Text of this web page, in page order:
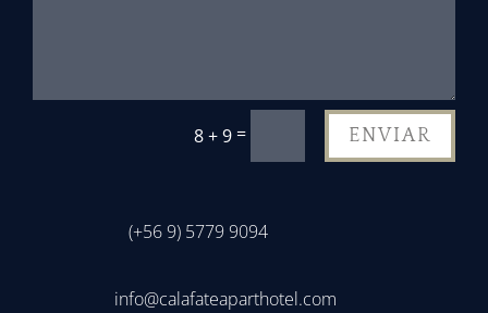
8 + 9 = ENVIAR
(+56 9) 5779 9094
info@calafateaparthotel.com